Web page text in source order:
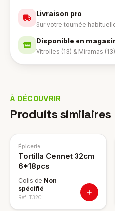
Livraison pro
Sur votre tournée
Disponible en
Vitrolles (13) & Miramas (13)
À DÉCOUVRIR
Produits similaires
Épicerie
Tortilla Cennet 32cm
6*18pcs
Colis de Non
spécifié
Ref. T32C